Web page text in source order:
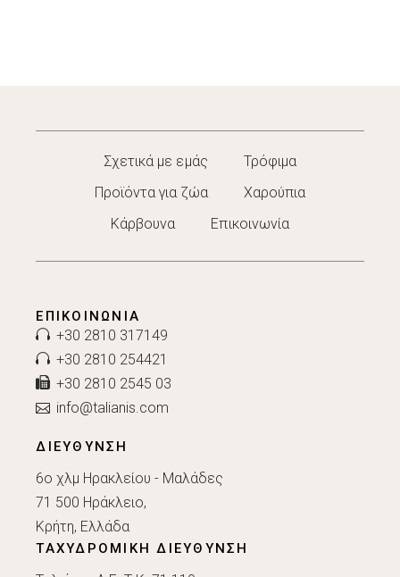
Σχετικά με εμάς
Τρόφιμα
Προϊόντα για ζώα
Χαρούπια
Κάρβουνα
Επικοινωνία
ΕΠΙΚΟΙΝΩΝΊΑ
+30 2810 317149
+30 2810 254421
+30 2810 2545 03
info@talianis.com
ΔΙΕΥΘΥΝΣΗ
6ο χλμ Ηρακλείου - Μαλάδες
71 500 Ηράκλειο,
Κρήτη, Ελλάδα
ΤΑΧΥΔΡΟΜΙΚΗ ΔΙΕΥΘΥΝΣΗ